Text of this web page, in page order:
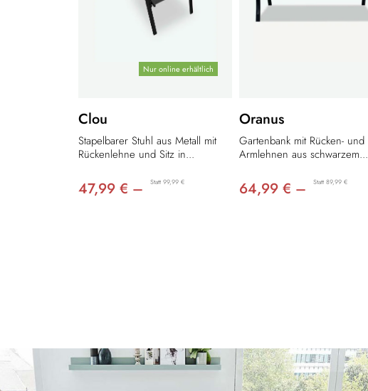
Nur online erhältlich
Clou
Stapelbarer Stuhl aus Metall mit
Rückenlehne und Sitz in...
47,99 € – Statt 99,99 €
Oranus
Gartenbank mit Rücken- und
Armlehnen aus schwarzem...
64,99 € – Statt 89,99 €